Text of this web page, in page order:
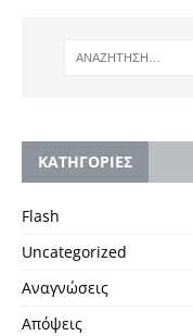
KΑΤΗΓΟΡΙΕΣ
Flash
Uncategorized
Αναγνώσεις
Απόψεις